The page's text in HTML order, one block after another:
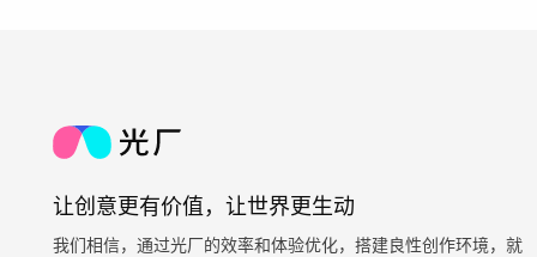
让创意更有价值，让世界更生动
我们相信，通过光厂的效率和体验优化，搭建良性创作环境，就